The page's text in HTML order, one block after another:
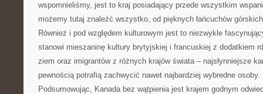
wspomnieliśmy, jest to kraj posiadający przede wszystkim
możemy tutaj znaleźć wszystko, od pięknych łańcuchów
Również i pod względem kulturowym jest to niezwykle
stanowi mieszaninę kultury brytyjskiej i francuskiej z dodatkiem
ziem oraz imigrantów z różnych krajów świata – najsłynniejsze
pewnością potrafią zachwycić nawet najbardziej wybredne osoby.
Podsumowując, Kanada bez wątpienia jest krajem godnym